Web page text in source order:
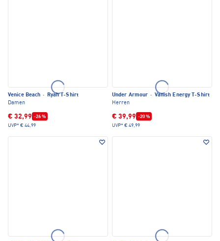
Venice Beach ·
Ryah T-Shirt
Damen
€ 32,99 -26 %
UVP* € 44,99
Under Armour · Vanish Energy T-Shirt
Herren
€ 39,99 -20 %
UVP* € 49,99